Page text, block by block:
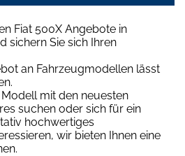
Fiat 500X Angebote in
sichern Sie sich Ihren
an Fahrzeugmodellen lässt
mit den neuesten
suchen oder sich für ein
hochwertiges
wir bieten Ihnen eine